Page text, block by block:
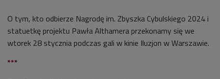
O tym, kto odbierze Nagrodę im. Zbyszka Cybulskiego 2024 i
statuetkę projektu Pawła Althamera przekonamy się we
wtorek 28 stycznia podczas gali w kinie Iluzjon w Warszawie.
***